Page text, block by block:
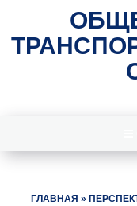
ГЛАВНАЯ »